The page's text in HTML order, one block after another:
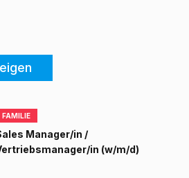
FAMILIE
Manager/in /
in (w/m/d)